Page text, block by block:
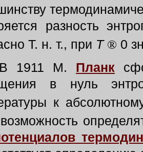
разность
Т. н. т., при Т ® 0
1911 М. Планк
в нуль
к